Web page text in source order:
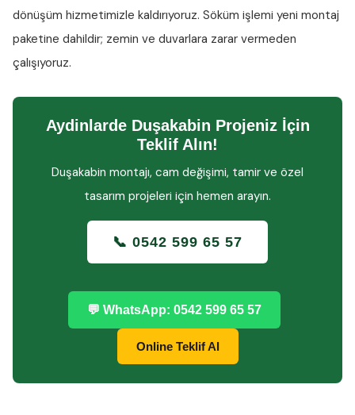
dönüşüm hizmetimizle kaldırıyoruz. Söküm işlemi yeni montaj
paketine dahildir; zemin ve duvarlara zarar vermeden
çalışıyoruz.
Aydinlarde Duşakabin Projeniz İçin
Teklif Alın!
Duşakabin montajı, cam değişimi, tamir ve özel
tasarım projeleri için hemen arayın.
📞 0542 599 65 57
💬 WhatsApp: 0542 599 65 57
Online Teklif Al